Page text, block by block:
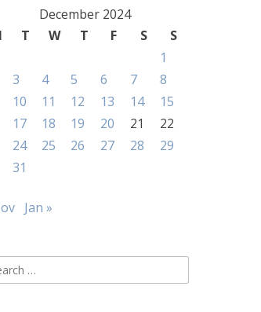
December 2024
T W T F S
S
1
3 4 5 6 7
8
10 11 12 13 14
15
17 18 19 20 21
22
24 25 26 27 28
29
31
Jan »